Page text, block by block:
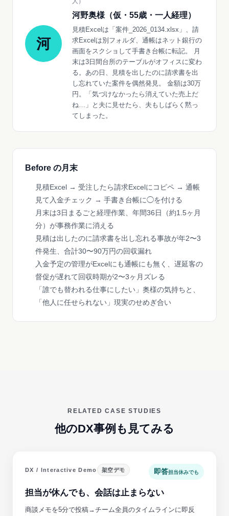
河
河野奥様（仮・55歳・一人経理）
見積Excelは「案件_2026_0134.xlsx」、請
求Excelは別フォルダ、通帳はネット銀行の
画面をスクショして手書き台帳に転記。 月
末は3日間台所のテーブルがオフィスに変わ
る。あの日、見積を出したのに請求書を出
し忘れていた案件を偶然発見。 金額は30万
円。「気づけなかったら消えていた売上だ
ね…」と夫に見せたら、夫もしばらく黙っ
てしまった。
Before の月末
見積Excel → 受注したら請求Excelにコピペ → 通帳
見て入金チェック → 手書き台帳に◯を付ける
月末は3日まるごと経理作業、年間36日（約1.5ヶ月
分）が事務作業に消える
見積は出したのに請求書を出し忘れる事故が年2〜3
件発生、合計30〜90万円の回収漏れ
入金予定の管理がExcelにも通帳にも無く、遅延客の
督促が遅れて回収時期が2〜3ヶ月ズレる
「誰でも替われる仕事にしたい」奥様の気持ちと、
「他人に任せられない」現実のせめぎ合い
RELATED CASE STUDIES
他のDX事例も見てみる
DX / Interactive Demo 架空デモ 即答担当休みでも
担当が休んでも、会話は止まらない
商談メモを5分で投稿→チーム全員のタイムラインに即反